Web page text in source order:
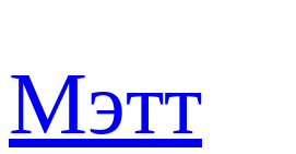
Мэтт